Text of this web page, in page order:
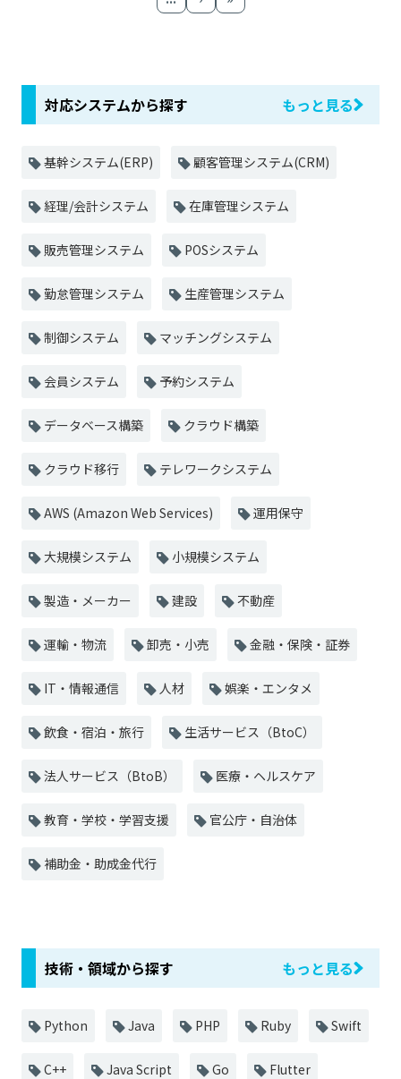
対応システムから探す もっと見る
基幹システム(ERP) 顧客管理システム(CRM)
経理/会計システム 在庫管理システム
販売管理システム POSシステム
勤怠管理システム 生産管理システム
制御システム マッチングシステム
会員システム 予約システム
データベース構築 クラウド構築
クラウド移行 テレワークシステム
AWS (Amazon Web Services) 運用保守
大規模システム 小規模システム
製造・メーカー 建設 不動産
運輸・物流 卸売・小売 金融・保険・証券
IT・情報通信 人材 娯楽・エンタメ
飲食・宿泊・旅行 生活サービス（BtoC）
法人サービス（BtoB） 医療・ヘルスケア
教育・学校・学習支援 官公庁・自治体
補助金・助成金代行
技術・領域から探す もっと見る
Python Java PHP Ruby Swift
C++ Java Script Go Flutter